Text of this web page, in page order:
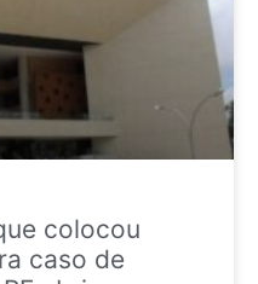
colocou
caso de